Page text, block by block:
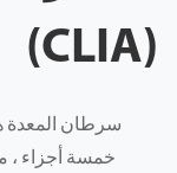
(CLIA)
سرطان المعدة